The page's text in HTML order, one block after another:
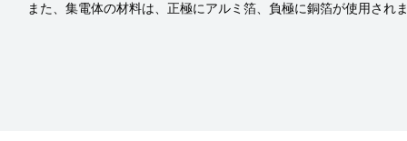
また、集電体の材料は、正極にアルミ箔、負極に銅箔が使用され